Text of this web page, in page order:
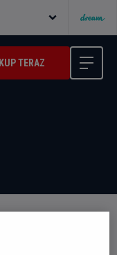
KUP TERAZ